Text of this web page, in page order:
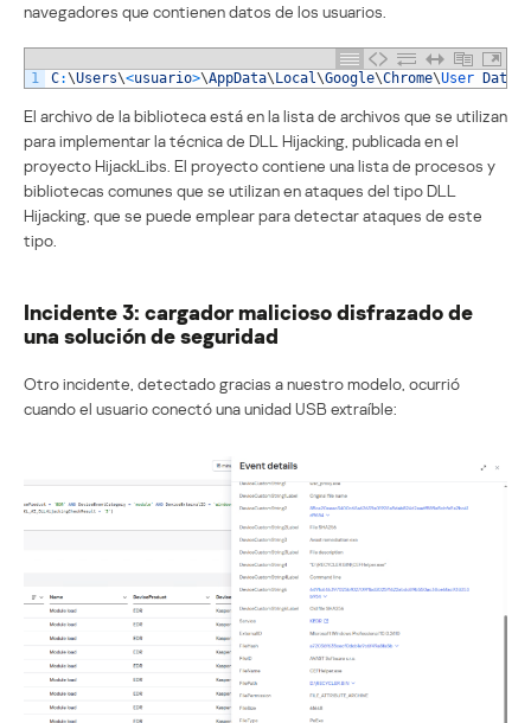
navegadores que contienen datos de los usuarios.
1 C:\Users\<usuario>\AppData\ Local\Google\Chrome\User Data
El archivo de la biblioteca está en la lista de archivos que se utilizan
para implementar la técnica de DLL Hijacking, publicada en el
proyecto HijackLibs. El proyecto contiene una lista de procesos y
bibliotecas comunes que se utilizan en ataques del tipo DLL
Hijacking, que se puede emplear para detectar ataques de este
tipo.
Incidente 3: cargador malicioso disfrazado de
una solución de seguridad
Otro incidente, detectado gracias a nuestro modelo, ocurrió
cuando el usuario conectó una unidad USB extraíble: